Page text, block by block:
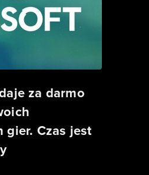
za darmo
gier. Czas jest